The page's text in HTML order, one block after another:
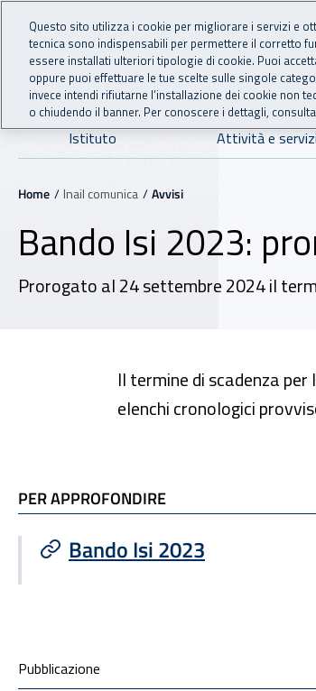
Vai al menu principale
Vai al contenuto principale
INAIL - Istituto
Navigazione principale
Istituto Attività e servizi
Navigazione - Ti trovi in:
Home Inail comunica Avvisi
Bando Isi 2023:
Prorogato al 24 settembre 2024 il
Il termine di scadenza
elenchi cronologici
TI POTREBBE INTERESSARE
PER APPROFONDIRE
Bando Isi 2023
Condivisione social
Pubblicazione
Questo sito utilizza i cookie per migliorare i servizi e
tecnica sono indispensabili per permettere il corretto
essere installati ulteriori tipologie di cookie. Puoi
oppure puoi effettuare le tue scelte sulle singole
invece intendi rifiutarne l’installazione dei cookie non
o chiudendo il banner. Per conoscere i dettagli,